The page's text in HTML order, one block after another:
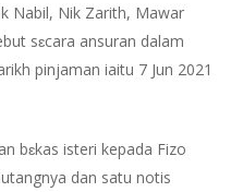
Nabil, Nik Zarith, Mawar
sɛcara ansuran dalam
pinjaman iaitu 7 Jun 2021
bɛkas isteri kepada Fizo
dan satu notis